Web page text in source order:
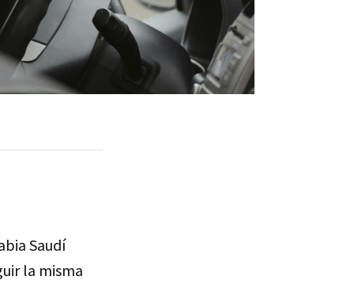
Saudí
la misma